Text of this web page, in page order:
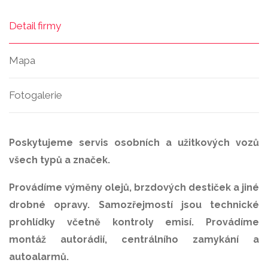
Detail firmy
Mapa
Fotogalerie
Poskytujeme servis osobních a užitkových vozů
všech typů a značek.
Provádíme výměny olejů, brzdových destiček a jiné
drobné opravy. Samozřejmostí jsou technické
prohlídky včetně kontroly emisí. Provádíme
montáž autorádií, centrálního zamykání a
autoalarmů.